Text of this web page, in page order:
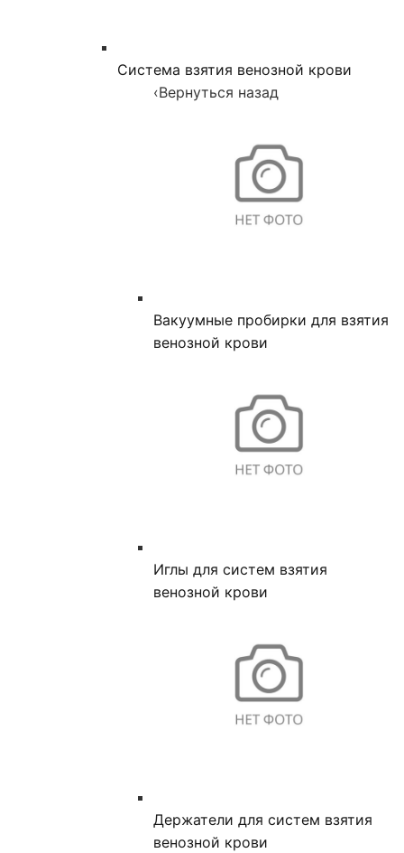
Система взятия венозной крови
‹Вернуться назад
Вакуумные пробирки для взятия
венозной крови
Иглы для систем взятия
венозной крови
Держатели для систем взятия
венозной крови